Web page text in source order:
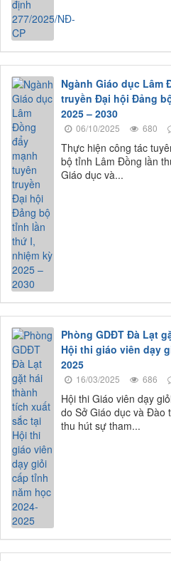
Ngành Giáo dục Lâm
truyền Đại hội Đảng
2025 – 2030
06/10/2025 680
Thực hiện công tác
bộ tỉnh Lâm Đồng lần
Giáo dục và...
Phòng GDĐT Đà Lạt
Hội thi giáo viên dạy
2025
16/03/2025 686
Hội thi Giáo viên dạy
do Sở Giáo dục và Đào
thu hút sự tham...